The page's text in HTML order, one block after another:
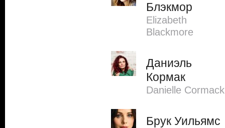
Блэкмор
Elizabeth
Blackmore
Даниэль
Кормак
Danielle Cormack
Брук Уильямс